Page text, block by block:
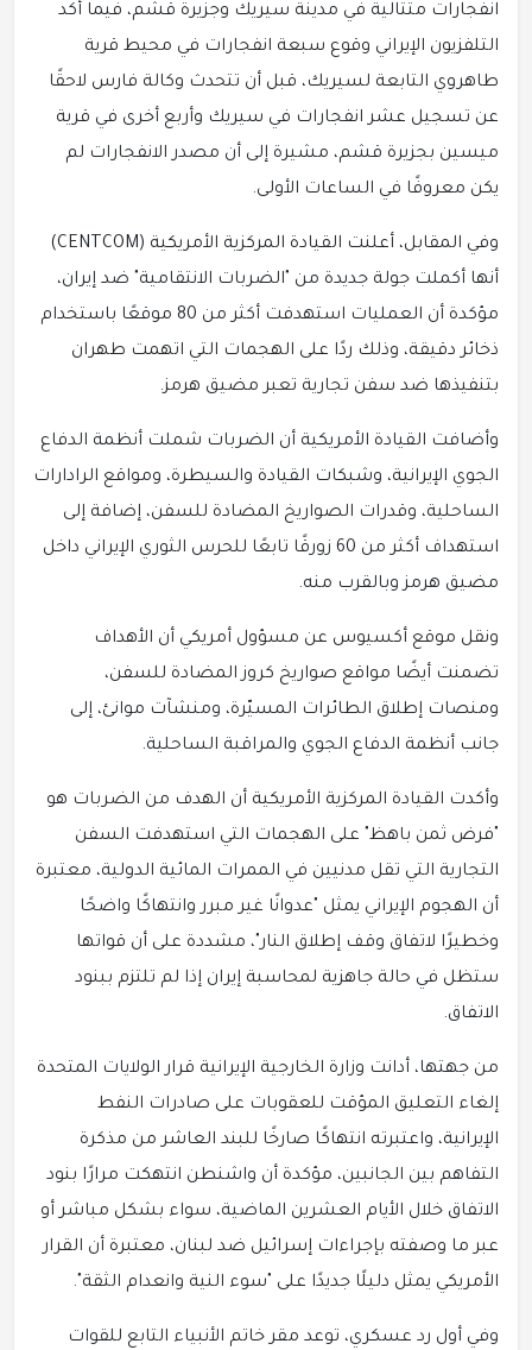
انفجارات متتالية في مدينة سيريك وجزيرة قشم، فيما أكد
التلفزيون الإيراني وقوع سبعة انفجارات في محيط قرية
طاهروي التابعة لسيريك، قبل أن تتحدث وكالة فارس لاحقًا
عن تسجيل عشر انفجارات في سيريك وأربع أخرى في قرية
ميسين بجزيرة قشم، مشيرة إلى أن مصدر الانفجارات لم
يكن معروفًا في الساعات الأولى.
وفي المقابل، أعلنت القيادة المركزية الأمريكية (CENTCOM)
أنها أكملت جولة جديدة من "الضربات الانتقامية" ضد إيران،
مؤكدة أن العمليات استهدفت أكثر من 80 موقعًا باستخدام
ذخائر دقيقة، وذلك ردًا على الهجمات التي اتهمت طهران
بتنفيذها ضد سفن تجارية تعبر مضيق هرمز.
وأضافت القيادة الأمريكية أن الضربات شملت أنظمة الدفاع
الجوي الإيرانية، وشبكات القيادة والسيطرة، ومواقع الرادارات
الساحلية، وقدرات الصواريخ المضادة للسفن، إضافة إلى
استهداف أكثر من 60 زورقًا تابعًا للحرس الثوري الإيراني داخل
مضيق هرمز وبالقرب منه.
ونقل موقع أكسيوس عن مسؤول أمريكي أن الأهداف
تضمنت أيضًا مواقع صواريخ كروز المضادة للسفن،
ومنصات إطلاق الطائرات المسيّرة، ومنشآت موانئ، إلى
جانب أنظمة الدفاع الجوي والمراقبة الساحلية.
وأكدت القيادة المركزية الأمريكية أن الهدف من الضربات هو
"فرض ثمن باهظ" على الهجمات التي استهدفت السفن
التجارية التي تقل مدنيين في الممرات المائية الدولية، معتبرة
أن الهجوم الإيراني يمثل "عدوانًا غير مبرر وانتهاكًا واضحًا
وخطيرًا لاتفاق وقف إطلاق النار"، مشددة على أن قواتها
ستظل في حالة جاهزية لمحاسبة إيران إذا لم تلتزم ببنود
الاتفاق.
من جهتها، أدانت وزارة الخارجية الإيرانية قرار الولايات المتحدة
إلغاء التعليق المؤقت للعقوبات على صادرات النفط
الإيرانية، واعتبرته انتهاكًا صارخًا للبند العاشر من مذكرة
التفاهم بين الجانبين، مؤكدة أن واشنطن انتهكت مرارًا بنود
الاتفاق خلال الأيام العشرين الماضية، سواء بشكل مباشر أو
عبر ما وصفته بإجراءات إسرائيل ضد لبنان، معتبرة أن القرار
الأمريكي يمثل دليلًا جديدًا على "سوء النية وانعدام الثقة".
وفي أول رد عسكري، توعد مقر خاتم الأنبياء التابع للقوات